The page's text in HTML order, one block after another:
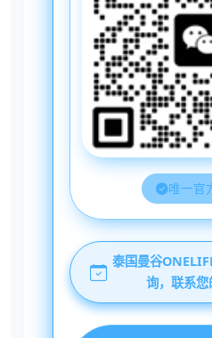
唯一官
泰国曼谷
询，联系您